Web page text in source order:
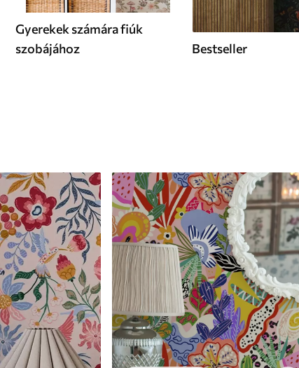
Gyerekek számára fiúk
szobájához
Bestseller